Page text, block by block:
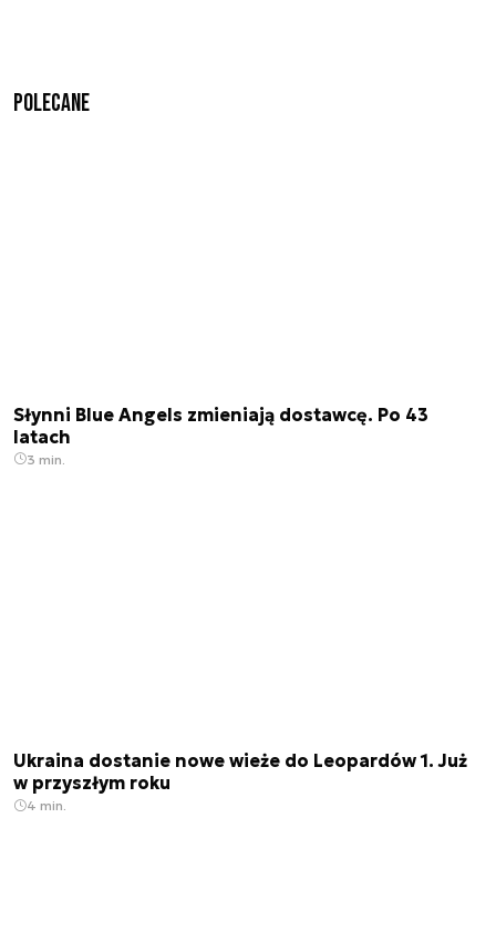
Polecane
Słynni Blue Angels zmieniają dostawcę. Po 43
latach
3 min.
Ukraina dostanie nowe wieże do Leopardów 1. Już
w przyszłym roku
4 min.